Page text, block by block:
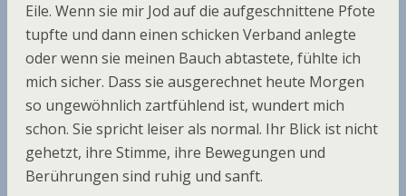
Eile. Wenn sie mir Jod auf die aufgeschnittene Pfote
tupfte und dann einen schicken Verband anlegte
oder wenn sie meinen Bauch abtastete, fühlte ich
mich sicher. Dass sie ausgerechnet heute Morgen
so ungewöhnlich zartfühlend ist, wundert mich
schon. Sie spricht leiser als normal. Ihr Blick ist nicht
gehetzt, ihre Stimme, ihre Bewegungen und
Berührungen sind ruhig und sanft.